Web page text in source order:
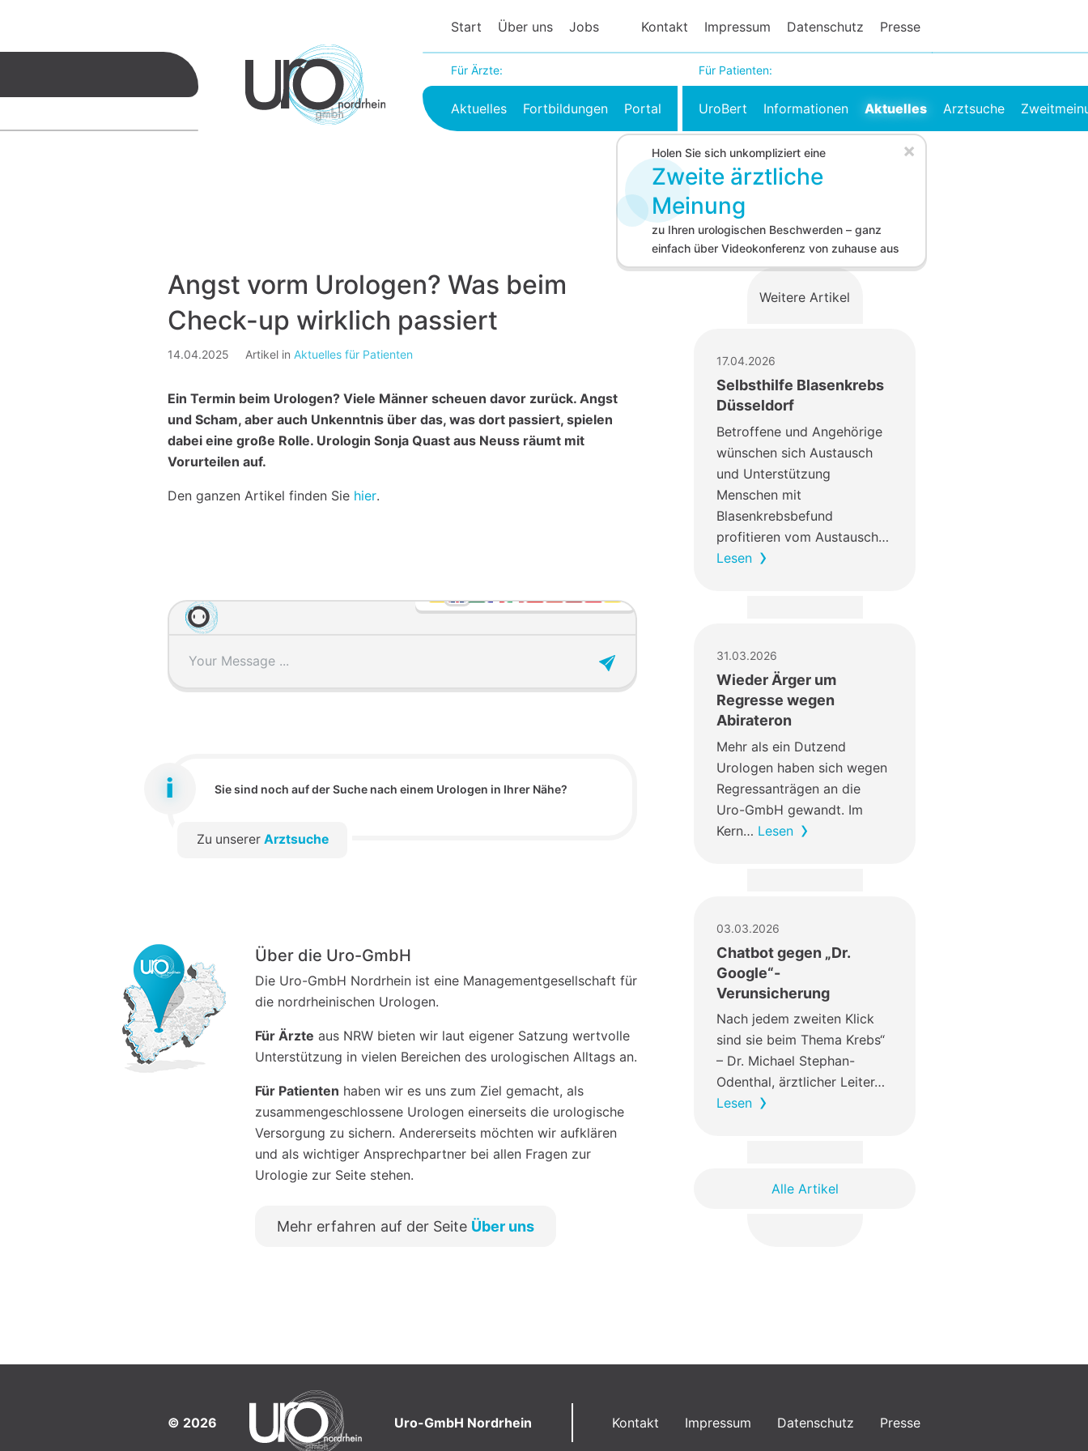
Start Über uns Jobs Kontakt Impressum Datenschutz Presse
Für Ärzte:
Aktuelles Fortbildungen Portal
Für Patienten:
UroBert Informationen Aktuelles Arztsuche
Holen Sie sich unkompliziert eine
Zweite ärztliche
Meinung
zu Ihren urologischen Beschwerden – ganz
einfach über Videokonferenz von zuhause aus
×
Angst vorm Urologen? Was beim
Check-up wirklich passiert
14.04.2025 Artikel in Aktuelles für Patienten
Ein Termin beim Urologen? Viele Männer scheuen davor zurück. Angst
und Scham, aber auch Unkenntnis über das, was dort passiert, spielen
dabei eine große Rolle. Urologin Sonja Quast aus Neuss räumt mit
Vorurteilen auf.
Den ganzen Artikel finden Sie hier.
Sie sind noch auf der Suche nach einem Urologen in Ihrer Nähe?
Zu unserer Arztsuche
Über die Uro-GmbH
Die Uro-GmbH Nordrhein ist eine Managementgesellschaft für
die nordrheinischen Urologen.
Für Ärzte aus NRW bieten wir laut eigener Satzung wertvolle
Unterstützung in vielen Bereichen des urologischen Alltags an.
Für Patienten haben wir es uns zum Ziel gemacht, als
zusammengeschlossene Urologen einerseits die urologische
Versorgung zu sichern. Andererseits möchten wir aufklären
und als wichtiger Ansprechpartner bei allen Fragen zur
Urologie zur Seite stehen.
Mehr erfahren auf der Seite Über uns
Weitere Artikel
17.04.2026
Selbsthilfe Blasenkrebs
Düsseldorf
Betroffene und Angehörige
wünschen sich Austausch
und Unterstützung
Menschen mit
Blasenkrebsbefund
profitieren vom Austausch…
Lesen
31.03.2026
Wieder Ärger um
Regresse wegen
Abirateron
Mehr als ein Dutzend
Urologen haben sich wegen
Regressanträgen an die
Uro-GmbH gewandt. Im
Kern… Lesen
03.03.2026
Chatbot gegen „Dr.
Google“-
Verunsicherung
Nach jedem zweiten Klick
sind sie beim Thema Krebs“
– Dr. Michael Stephan-
Odenthal, ärztlicher Leiter…
Lesen
Alle Artikel
© 2026 Uro-GmbH Nordrhein Kontakt Impressum Datenschutz Presse